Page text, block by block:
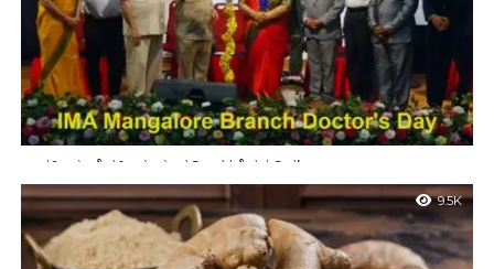
ಭಾರತೀಯ ವೈದ್ಯಕೀಯ ಸಂಘದಿಂದ ‘ವೈದ್ಯರ ದಿನ’
ಭಾರತೀಯ ವೈದ್ಯಕೀಯ ಸಂಘದಿಂದ ‘ವೈದ್ಯರ ದಿನ’ 9.5K